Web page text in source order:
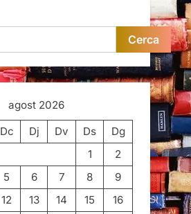
Cerca
agost 2026
Dc Dj Dv Ds
Dg
1
2
5 6 7 8
9
12 13 14 15
16